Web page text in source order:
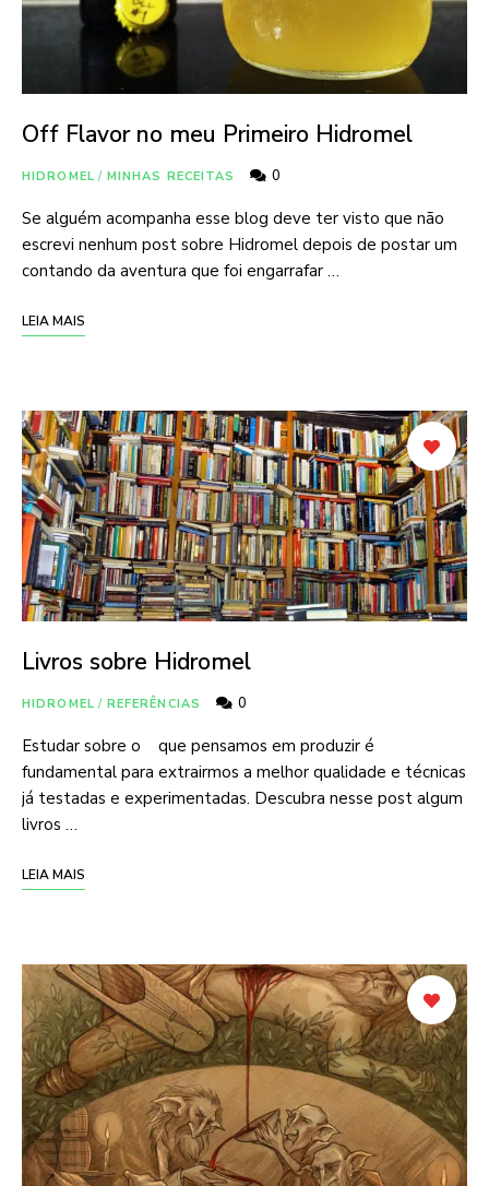
Off Flavor no meu Primeiro Hidromel
HIDROMEL / MINHAS RECEITAS 0
Se alguém acompanha esse blog deve ter visto que não
escrevi nenhum post sobre Hidromel depois de postar um
contando da aventura que foi engarrafar …
LEIA MAIS
Livros sobre Hidromel
HIDROMEL / REFERÊNCIAS 0
Estudar sobre o que pensamos em produzir é
fundamental para extrairmos a melhor qualidade e técnicas
já testadas e experimentadas. Descubra nesse post algum
livros …
LEIA MAIS